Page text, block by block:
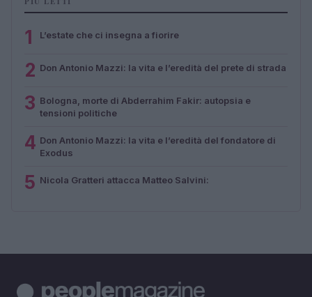
1 L’estate che ci insegna a fiorire
2 Don Antonio Mazzi: la vita e l’eredità del prete di strada
3 Bologna, morte di Abderrahim Fakir: autopsia e
tensioni politiche
4 Don Antonio Mazzi: la vita e l’eredità del fondatore di
Exodus
5 Nicola Gratteri attacca Matteo Salvini: